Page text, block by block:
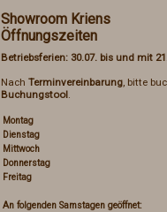
Showroom Kriens
Öffnungszeiten
Betriebsferien: 30.07. bis und mit
Nach Terminvereinbarung, bitte
Buchungstool.
Montag
Dienstag
Mittwoch
Donnerstag
Freitag
An folgenden Samstagen geöffnet: